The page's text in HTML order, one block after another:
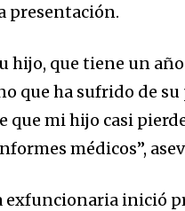
of
and be part
your email address on
Don't worry, we respect
presentación.
hijo, que tiene un año
que ha sufrido de
mi hijo casi
médicos”,
inició